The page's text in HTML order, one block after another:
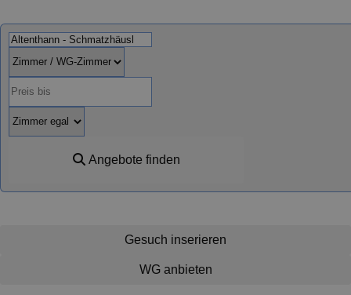
Angebote finden
Gesuch inserieren
WG anbieten